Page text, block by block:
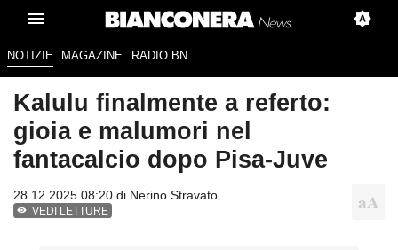
NOTIZIE MAGAZINE RADIO BN
Kalulu finalmente a referto:
gioia e malumori nel
fantacalcio dopo Pisa-Juve
28.12.2025 08:20 di Nerino Stravato
VEDI LETTURE